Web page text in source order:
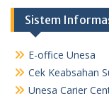
Sistem
E-office Unesa
Cek Keabsahan
Unesa Carier